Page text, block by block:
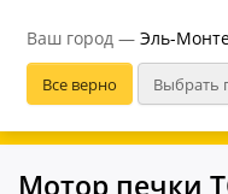
Ваш город — Эль-
Мотор печки